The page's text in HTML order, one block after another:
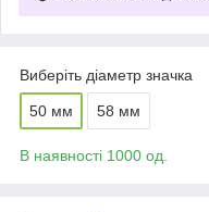
Виберіть діаметр значка
50 мм 58 мм
В наявності 1000 од.